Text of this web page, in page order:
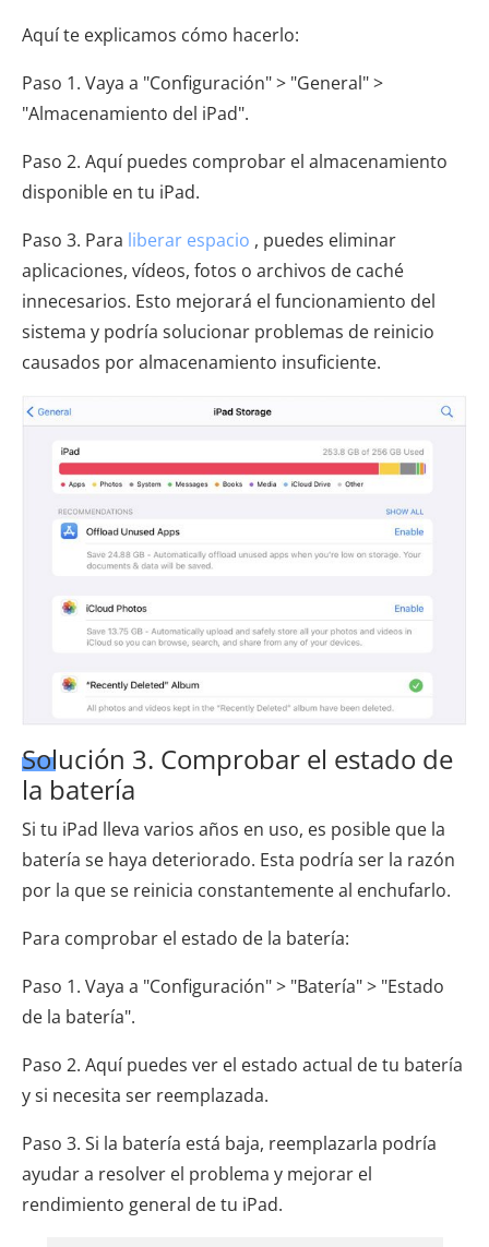
Aquí te explicamos cómo hacerlo:
Paso 1. Vaya a "Configuración" > "General" >
"Almacenamiento del iPad".
Paso 2. Aquí puedes comprobar el almacenamiento
disponible en tu iPad.
Paso 3. Para liberar espacio , puedes eliminar
aplicaciones, vídeos, fotos o archivos de caché
innecesarios. Esto mejorará el funcionamiento del
sistema y podría solucionar problemas de reinicio
causados ​​por almacenamiento insuficiente.
Solución 3. Comprobar el estado de
la batería
Si tu iPad lleva varios años en uso, es posible que la
batería se haya deteriorado. Esta podría ser la razón
por la que se reinicia constantemente al enchufarlo.
Para comprobar el estado de la batería:
Paso 1. Vaya a "Configuración" > "Batería" > "Estado
de la batería".
Paso 2. Aquí puedes ver el estado actual de tu batería
y si necesita ser reemplazada.
Paso 3. Si la batería está baja, reemplazarla podría
ayudar a resolver el problema y mejorar el
rendimiento general de tu iPad.